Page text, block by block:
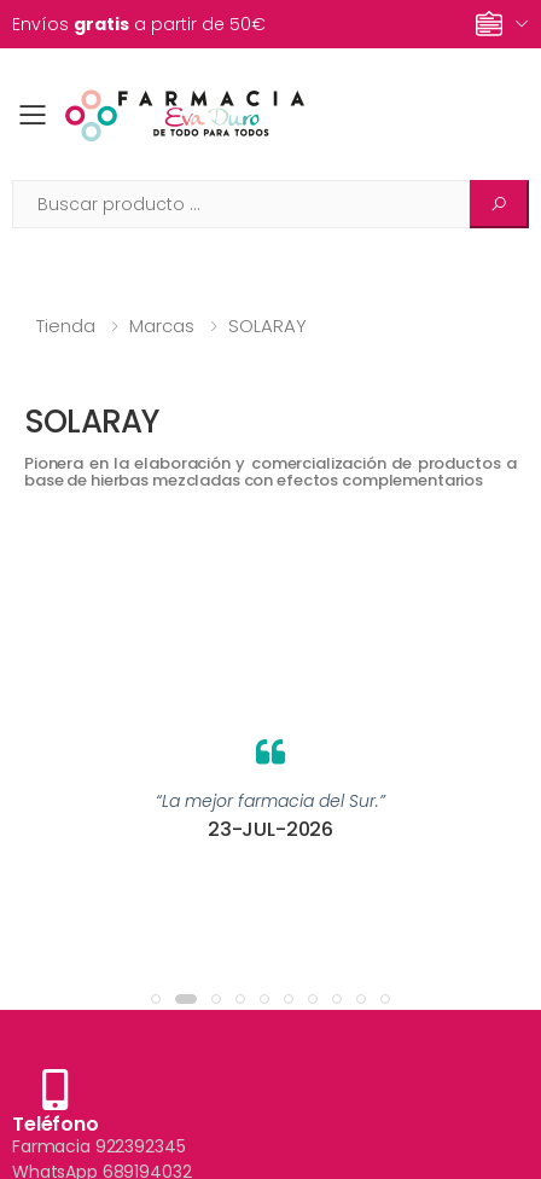
Envíos gratis a partir de 50€
Toggle mobile menu
Tienda Marcas SOLARAY
SOLARAY
Pionera en la elaboración y comercialización de productos a
base de hierbas mezcladas con efectos complementarios
“La mejor farmacia del Sur.”
23-JUL-2026
Teléfono
Farmacia 922392345
WhatsApp 689194032